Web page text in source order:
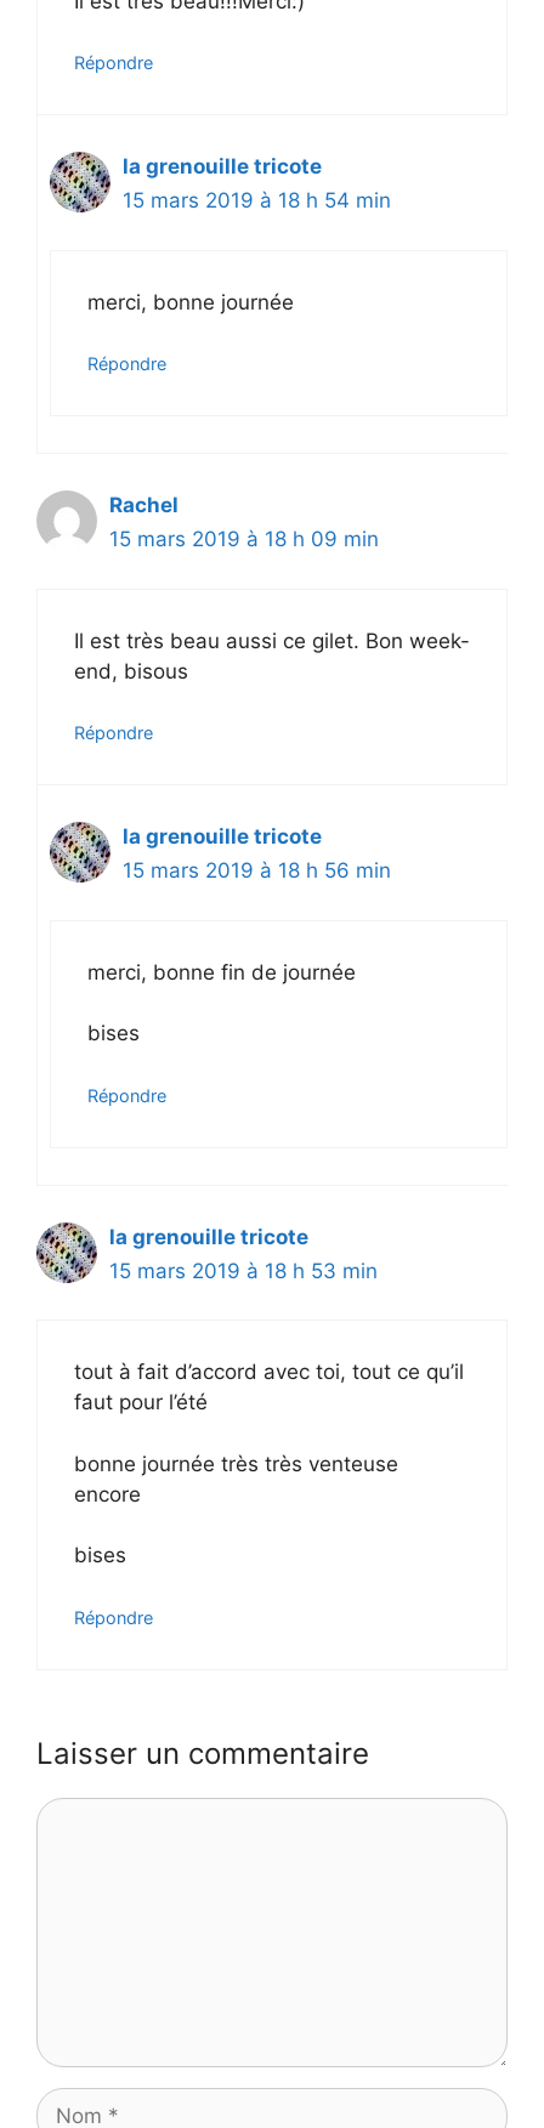
Répondre
la grenouille tricote
15 mars 2019 à 18 h 54 min
merci, bonne journée
Répondre
Rachel
15 mars 2019 à 18 h 09 min
Il est très beau aussi ce gilet. Bon week-
end, bisous
Répondre
la grenouille tricote
15 mars 2019 à 18 h 56 min
merci, bonne fin de journée
bises
Répondre
la grenouille tricote
15 mars 2019 à 18 h 53 min
tout à fait d’accord avec toi, tout ce qu’il
faut pour l’été
bonne journée très très venteuse
encore
bises
Répondre
Laisser un commentaire
Commentaire
Nom